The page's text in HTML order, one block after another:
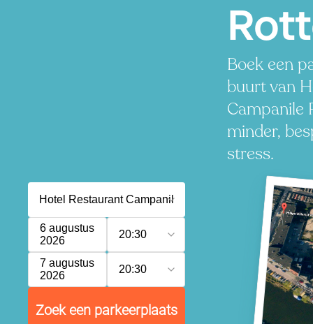
Boek een
buurt van
Campanile
minder,
stress.
6 augustus
2026
20:30
7 augustus
2026
20:30
Zoek een parkeerplaats